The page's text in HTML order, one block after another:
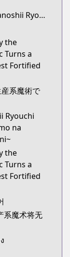
https://
series/fun-
list
series/
synonyms:Okiraku Ryoushu no Tanoshii Ryouchi Bouei: Seisankei Majutsu de Na mo Naki Mura wo Saikyou no Jousai Toshi ni,Fun Territory Defense by the Optimistic Lord
the
Turns a
Fortified
系魔術で
Ryouchi
na
the
Turns a
Fortified
系魔术将无